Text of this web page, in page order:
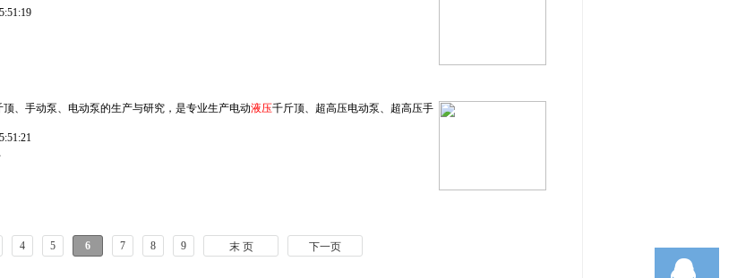
顶、手动泵、电动泵的生产与研究，是专业生产电动液压千斤顶、超高压电动泵、超高压手
4 5 6 7 8 9 末 页 下一页